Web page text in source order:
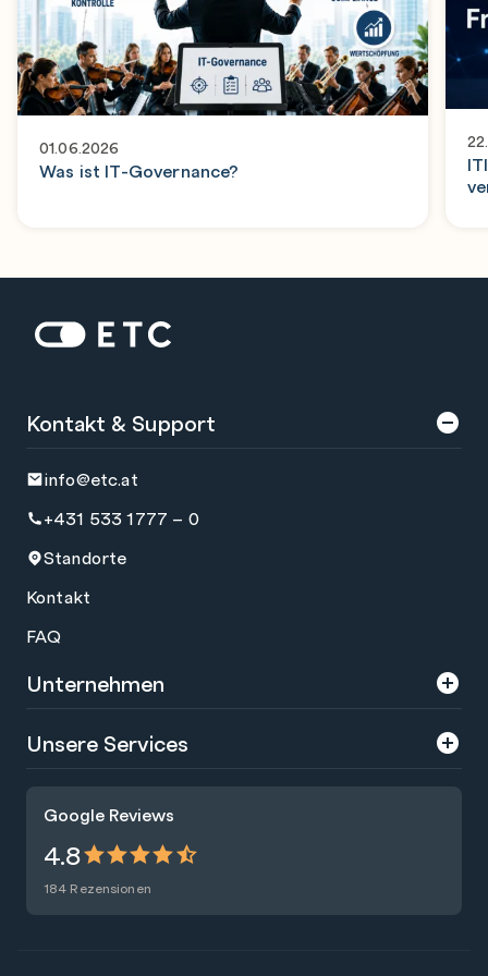
01.06.2026
Was ist IT-Governance?
Startseite: ETC
Google Reviews
4.8
184 Rezensionen
Kontakt & Support
info@etc.at
+431 533 1777 – 0
Standorte
Kontakt
FAQ
Unternehmen
Über uns
Presse
Nachhaltigkeit
Blog
Unsere Services